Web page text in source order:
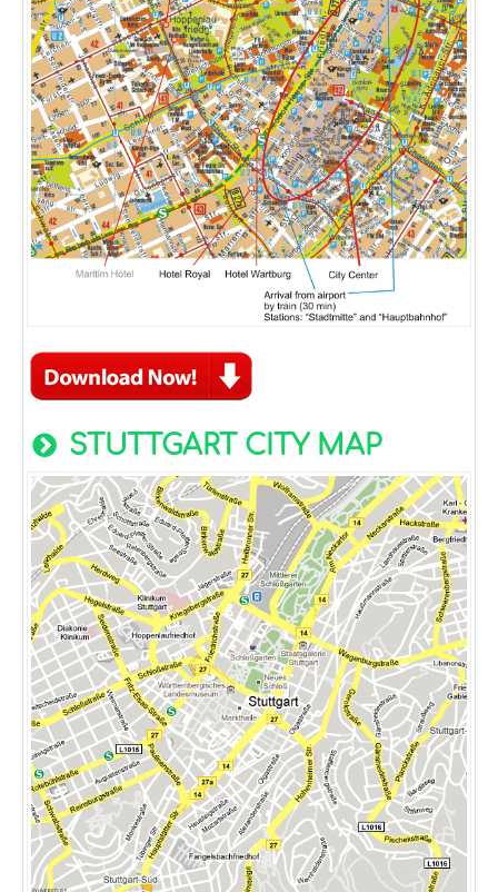
STUTTGART CITY MAP